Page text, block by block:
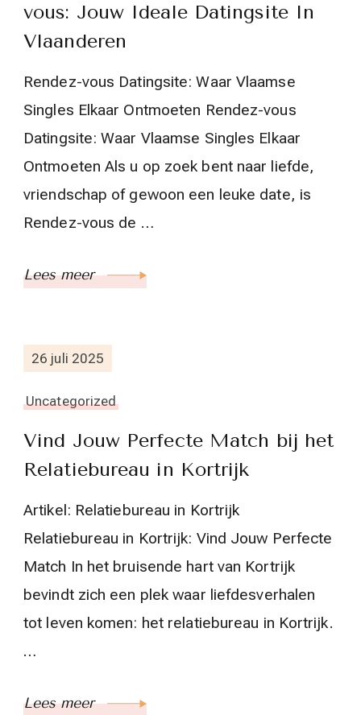
vous: Jouw Ideale Datingsite In
Vlaanderen
Rendez-vous Datingsite: Waar Vlaamse
Singles Elkaar Ontmoeten Rendez-vous
Datingsite: Waar Vlaamse Singles Elkaar
Ontmoeten Als u op zoek bent naar liefde,
vriendschap of gewoon een leuke date, is
Rendez-vous de …
Lees meer
26 juli 2025
Uncategorized
Vind Jouw Perfecte Match bij het
Relatiebureau in Kortrijk
Artikel: Relatiebureau in Kortrijk
Relatiebureau in Kortrijk: Vind Jouw Perfecte
Match In het bruisende hart van Kortrijk
bevindt zich een plek waar liefdesverhalen
tot leven komen: het relatiebureau in Kortrijk.
…
Lees meer